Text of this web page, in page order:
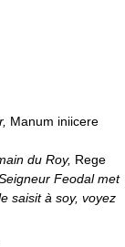
Manum iniicere
du Roy, Rege
Feodal met
saisit à soy, voyez